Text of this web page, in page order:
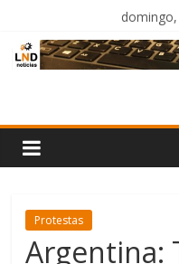
contenido
Noticias
Protestas
Argentina: